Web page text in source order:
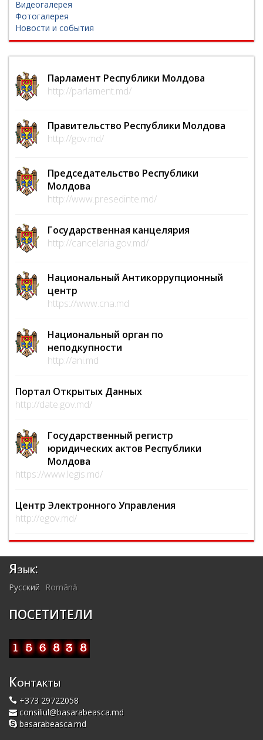
Видеогалерея
Фотогалерея
Новости и события
Парламент Республики Молдова
http://parlament.md/
Правительство Республики Молдова
http://gov.md/
Председательство Республики
Молдова
http://www.presedinte.md/
Государственная канцелярия
http://cancelaria.gov.md/
Национальный Антикоррупционный
центр
https://www.cna.md
Национальный орган по
неподкупности
http://ani.md
Портал Открытых Данных
http://date.gov.md/
Государственный регистр
юридических актов Республики
Молдова
https://www.legis.md/
Центр Электронного Управления
http://egov.md/
Язык:
Русский Română
ПОСЕТИТЕЛИ
Контакты
+373 29722058
consiliul@basarabeasca.md
basarabeasca.md